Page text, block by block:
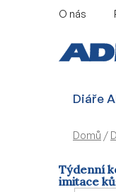
O nás
Diáře
Domů /
Týdenní
imitace